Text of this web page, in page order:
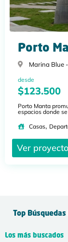
Porto
Marina Blue -
desde
$123.500
Porto Manta
espacios donde
Casas,
Ver proyecto
Top
Los más buscados